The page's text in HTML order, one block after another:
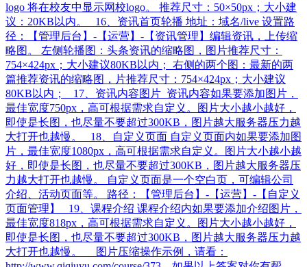
logo 将在校友中显示网校logo。 推荐尺寸：50×50px；大小建
议：20KB以内。 16、资讯首页轮播 地址：域名/live 设置路
径：【管理后台】-【运营】-【资讯管理】编辑资讯，上传缩
略图。 左侧轮播图：头条资讯的缩略图，图片推荐尺寸：
754×424px；大小建议80KB以内； 右侧的两个图：最新的两
篇推荐资讯的缩略图，片推荐尺寸：754×424px；大小建议
80KB以内； 17、资讯内容图片 资讯内容如果要添加图片，
最佳宽度750px，高可根据需求自定义。图片大小越小越好，
即使是长图，也尽量不要超过300KB，图片越大服务器压力越
大打开也越慢。 18、自定义页面 自定义页面内如果要添加图
片，最佳宽度1080px，高可根据需求自定义。图片大小越小越
好，即使是长图，也尽量不要超过300KB，图片越大服务器压
力越大打开也越慢。 自定义页面是一个空白页，可编辑公司
介绍、活动页面等。 路径：【管理后台】-【运营】-【自定义
页面管理】 19、课程介绍 课程介绍内如果要添加介绍图片，
最佳宽度818px，高可根据需求自定义。图片大小越小越好，
即使是长图，也尽量不要超过300KB，图片越大服务器压力越
大打开也越慢。 图片压缩操作示例，请看：